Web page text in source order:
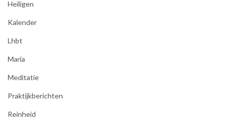
Heiligen
Kalender
Lhbt
Maria
Meditatie
Praktijkberichten
Reinheid